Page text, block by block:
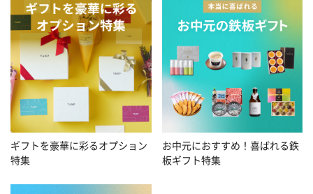
ギフトを豪華に彩るオプション
特集
お中元におすすめ！喜ばれる鉄
板ギフト特集